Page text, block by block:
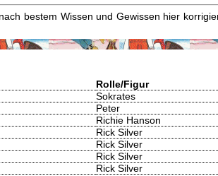
bestem Wissen und Gewissen hier
Rolle/Figur
Sokrates
Peter
Richie Hanson
Rick Silver
Rick Silver
Rick Silver
Rick Silver